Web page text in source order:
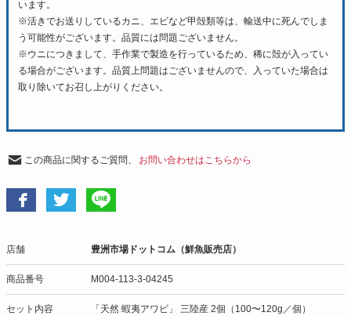
います。
※活きでお送りしているカニ、エビなど甲殻類等は、輸送中に死んでしま
う可能性がございます。品質には問題ございません。
※ウニにつきまして、手作業で製造を行っているため、稀に殻が入ってい
る場合がございます。品質上問題はございませんので、入っていた場合は
取り除いてお召し上がりください。
この商品に関するご質問、 お問い合わせはこちらから
店舗 豊洲市場ドットコム（鮮魚販売店）
商品番号 M004-113-3-04245
セット内容 「天然 蝦夷アワビ」 三陸産 2個（100〜120g／個）